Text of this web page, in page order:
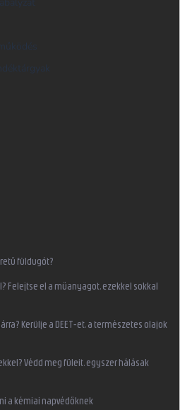
füldugót?
Felejtse el a műanyagot, ezekkel sokkal
Kerülje a DEET-et, a természetes olajok
Védd meg füleit, egyszer hálásak
a kémiai napvédőknek